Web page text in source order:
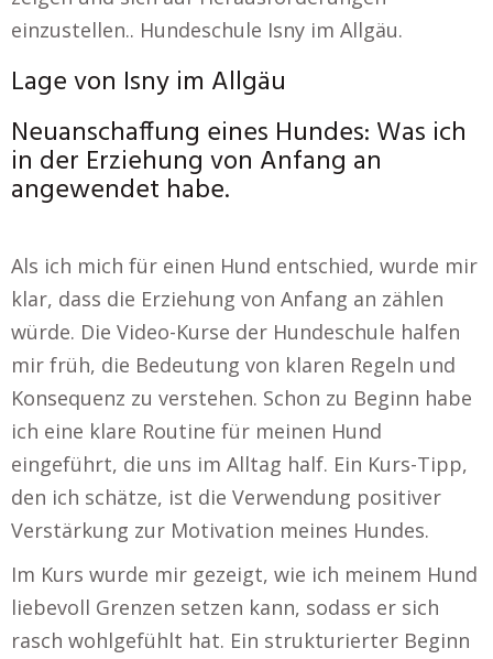
einzustellen.. Hundeschule Isny im Allgäu.
Lage von Isny im Allgäu
Neuanschaffung eines Hundes: Was ich
in der Erziehung von Anfang an
angewendet habe.
Als ich mich für einen Hund entschied, wurde mir
klar, dass die Erziehung von Anfang an zählen
würde. Die Video-Kurse der Hundeschule halfen
mir früh, die Bedeutung von klaren Regeln und
Konsequenz zu verstehen. Schon zu Beginn habe
ich eine klare Routine für meinen Hund
eingeführt, die uns im Alltag half. Ein Kurs-Tipp,
den ich schätze, ist die Verwendung positiver
Verstärkung zur Motivation meines Hundes.
Im Kurs wurde mir gezeigt, wie ich meinem Hund
liebevoll Grenzen setzen kann, sodass er sich
rasch wohlgefühlt hat. Ein strukturierter Beginn